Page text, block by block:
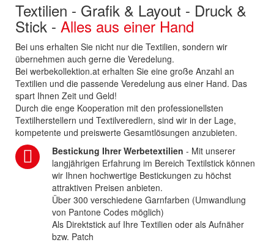
Textilien - Grafik & Layout - Druck &
Stick - Alles aus einer Hand
Bei uns erhalten Sie nicht nur die Textilien, sondern wir
übernehmen auch gerne die Veredelung.
Bei werbekollektion.at erhalten Sie eine große Anzahl an
Textilien und die passende Veredelung aus einer Hand. Das
spart Ihnen Zeit und Geld!
Durch die enge Kooperation mit den professionellsten
Textilherstellern und Textilveredlern, sind wir in der Lage,
kompetente und preiswerte Gesamtlösungen anzubieten.
Bestickung Ihrer Werbetextilien - Mit unserer
langjährigen Erfahrung im Bereich Textilstick können
wir Ihnen hochwertige Bestickungen zu höchst
attraktiven Preisen anbieten.
Über 300 verschiedene Garnfarben (Umwandlung
von Pantone Codes möglich)
Als Direktstick auf Ihre Textilien oder als Aufnäher
bzw. Patch